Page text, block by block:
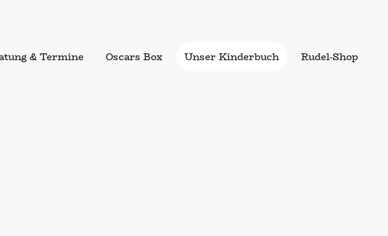
& Termine Oscars Box Unser Kinderbuch Rudel-Shop